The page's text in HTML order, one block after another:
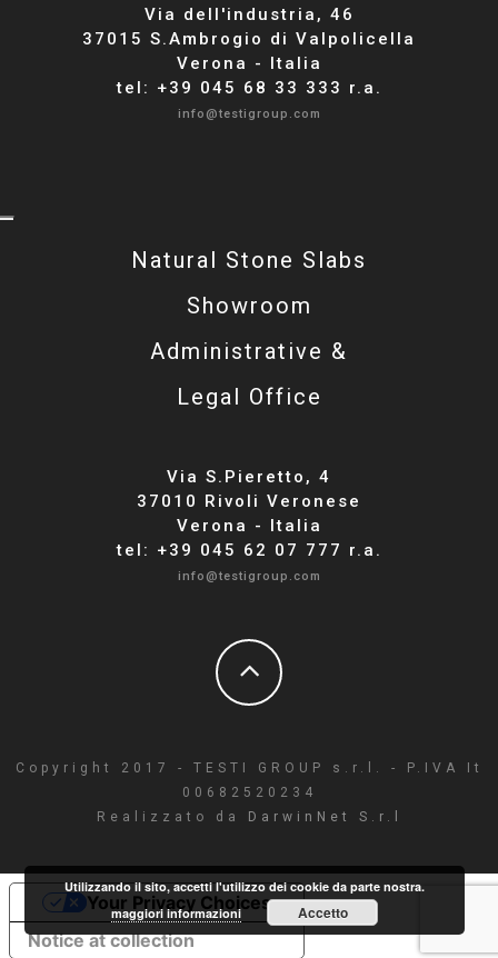
Via dell'industria, 46
37015 S.Ambrogio di Valpolicella
Verona - Italia
tel: +39 045 68 33 333 r.a.
info@testigroup.com
Natural Stone Slabs
Showroom
Administrative &
Legal Office
Via S.Pieretto, 4
37010 Rivoli Veronese
Verona - Italia
tel: +39 045 62 07 777 r.a.
info@testigroup.com
Copyright 2017 - TESTI GROUP s.r.l. - P.IVA It
00682520234
Realizzato da
DarwinNet S.r.l
Utilizzando il sito, accetti l'utilizzo dei cookie da parte nostra.
maggiori informazioni
Accetto
Notice at collection
Your Privacy Choices